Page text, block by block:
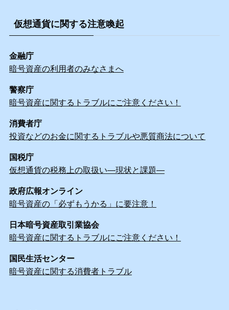
仮想通貨に関する注意喚起
金融庁
暗号資産の利用者のみなさまへ
警察庁
暗号資産に関するトラブルにご注意ください！
消費者庁
投資などのお金に関するトラブルや悪質商法について
国税庁
仮想通貨の税務上の取扱い―現状と課題―
政府広報オンライン
暗号資産の「必ずもうかる」に要注意！
日本暗号資産取引業協会
暗号資産に関するトラブルにご注意ください！
国民生活センター
暗号資産に関する消費者トラブル